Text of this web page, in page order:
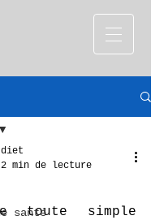
santé
2 min de lecture
toute simple